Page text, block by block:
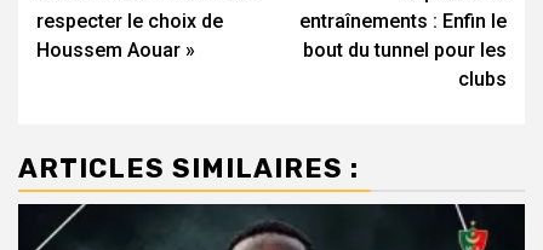
respecter le choix de
Houssem Aouar »
entraînements : Enfin le
bout du tunnel pour les
clubs
ARTICLES SIMILAIRES :